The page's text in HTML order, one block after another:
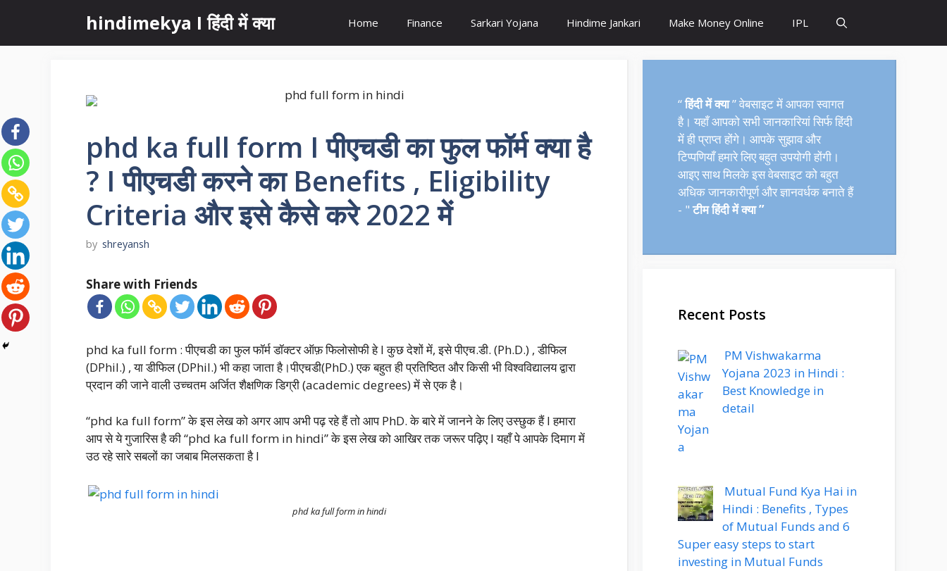
content
hindimekya I हिंदी में क्या Home Finance Sarkari Yojana Hindime Jankari Make Money Online IPL
phd ka full form I पीएचडी का फुल फॉर्म क्या है
? I पीएचडी करने का Benefits , Eligibility
Criteria और इसे कैसे करे 2022 में
by shreyansh
Share with Friends
phd ka full form : पीएचडी का फुल फॉर्म डॉक्टर ऑफ़ फिलोसोफी हे I कुछ देशों में, इसे पीएच.डी. (Ph.D.) , डीफिल
(DPhil.) , या डीफिल (DPhil.) भी कहा जाता है।पीएचडी(PhD.) एक बहुत ही प्रतिष्ठित और किसी भी विश्वविद्यालय द्वारा
प्रदान की जाने वाली उच्चतम अर्जित शैक्षणिक डिग्री (academic degrees) में से एक है।
“phd ka full form” के इस लेख को अगर आप अभी पढ़ रहे हैं तो आप PhD. के बारे में जानने के लिए उस्छुक हैं I हमारा
आप से ये गुजारिस है की “phd ka full form in hindi” के इस लेख को आखिर तक जरूर पढ़िए I यहाँ पे आपके दिमाग में
उठ रहे सारे सबलों का जबाब मिलसकता है I
phd ka full form in hindi
“हिंदी में क्या” वेबसाइट में आपका स्वागत
है। यहाँ आपको सभी जानकारियां सिर्फ हिंदी
में ही प्राप्त होंगे। आपके सुझाव और
टिप्पणियाँ हमारे लिए बहुत उपयोगी होंगी।
आइए साथ मिलके इस वेबसाइट को बहुत
अधिक जानकारीपूर्ण और ज्ञानवर्धक बनाते हैं
- " टीम हिंदी में क्या ”
Recent Posts
PM Vishwakarma
Yojana 2023 in Hindi :
Best Knowledge in
detail
Mutual Fund Kya Hai in
Hindi : Benefits , Types
of Mutual Funds and 6
Super easy steps to start
investing in Mutual Funds